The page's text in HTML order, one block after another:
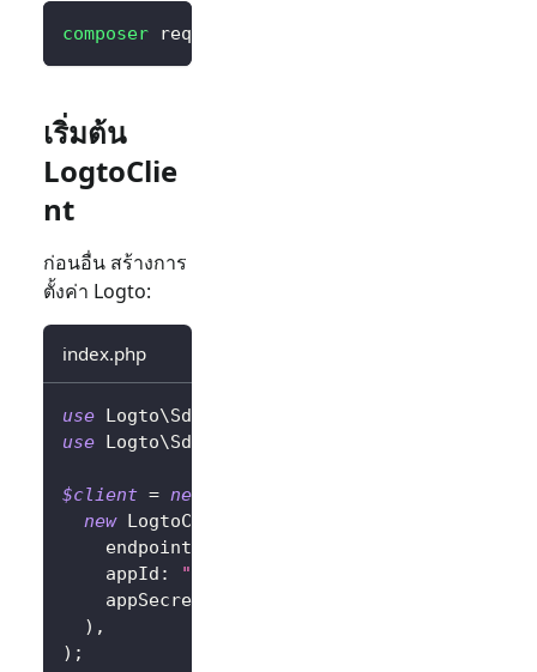
composer require logto/sdk
เริ่มต้น
LogtoClie
nt
ก่อนอื่น สร้างการ
ตั้งค่า Logto:
index.php
use Logto\Sdk
use Logto\Sdk
$client = new
new LogtoConfig
endpoint
appId : "replace-with-your-app-id"
appSecret
) ,
) ;